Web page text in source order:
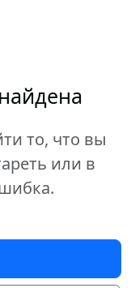
то, что вы
или в